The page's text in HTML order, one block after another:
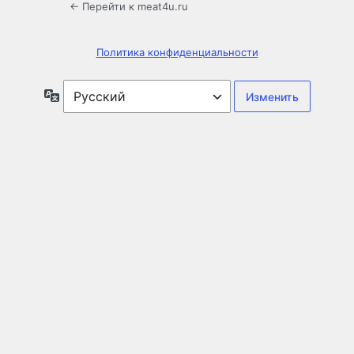
← Перейти к meat4u.ru
Политика конфиденциальности
Язык